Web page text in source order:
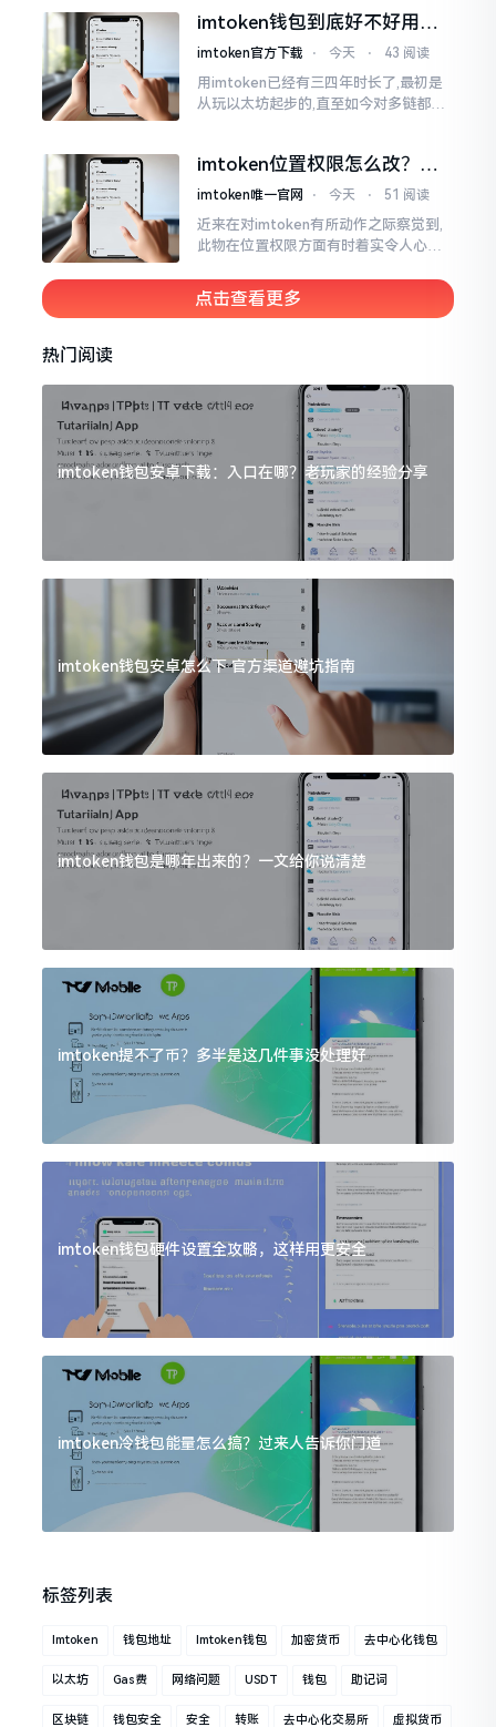
睹过非常多的人
imtoken钱包到底好不好用？
老玩家说说真实体验
imtoken官方下载 ⋅ 今天 ⋅ 43 阅读
用imtoken已经有三四年时长了,最初是
从玩以太坊起步的,直至如今对多链都有
imtoken位置权限怎么改？手
把手教你搞定
imtoken唯一官网 ⋅ 今天 ⋅ 51 阅读
近来在对imtoken有所动作之际察觉到,
此物在位置权限方面有时着实令人心生
障情况,致使我呈现出一脸茫然不知所措
的模样
点击查看更多
热门阅读
imtoken钱包安卓下载：入口在哪？老玩家的经验分享
imtoken钱包安卓怎么下 官方渠道避坑指南
imtoken钱包是哪年出来的？一文给你说清楚
imtoken提不了币？多半是这几件事没处理好
imtoken钱包硬件设置全攻略，这样用更安全
imtoken冷钱包能量怎么搞？过来人告诉你门道
标签列表
Imtoken 钱包地址 Imtoken钱包 加密货币 去中心化钱包
以太坊 Gas费 网络问题 USDT 钱包 助记词
区块链 钱包安全 安全 转账 去中心化交易所 虚拟货币